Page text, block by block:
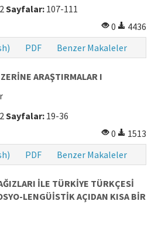
Sayfalar: 107-111
0
4436
PDF Benzer Makaleler
ARAŞTIRMALAR I
Sayfalar: 19-36
0
1513
PDF Benzer Makaleler
İLE TÜRKİYE TÜRKÇESİ
LENGÜİSTİK AÇIDAN KISA BİR